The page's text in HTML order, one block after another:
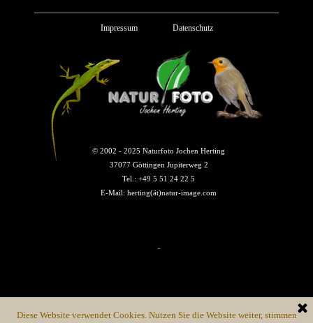
© 2002 - 2025 Naturfoto Jochen Herting
37077 Göttingen Jupiterweg 2
Tel.: +49 5 51 24 22 5
E-Mail: herting(ät)natur-image.com
-
Datenschutz
Impressum
Diese Website verwendet Cookies. Nutzen Sie die Website weiter, stimmen